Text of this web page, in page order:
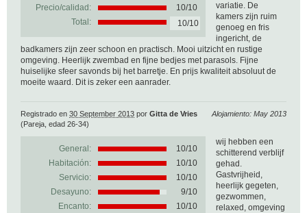
Precio/calidad:
10/10
Total:
10/10
variatie. De
kamers zijn ruim
genoeg en fris
ingericht, de
badkamers zijn zeer schoon en practisch. Mooi uitzicht en rustige
omgeving. Heerlijk zwembad en fijne bedjes met parasols. Fijne
huiselijke sfeer savonds bij het barretje. En prijs kwaliteit absoluut de
moeite waard. Dit is zeker een aanrader.
Alojamiento: May 2013
Registrado en 30 September 2013 por Gitta de Vries
(Pareja, edad 26-34)
General: 10/10
Habitación:
10/10
Servicio:
10/10
Desayuno:
9/10
Encanto:
10/10
wij hebben een
schitterend verblijf
gehad.
Gastvrijheid,
heerlijk gegeten,
gezwommen,
relaxed, omgeving